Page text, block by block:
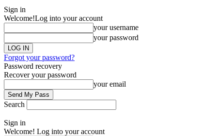
Sign in
Welcome!Log into your account
your username
your password
Forgot your password?
Password recovery
Recover your password
your email
Search
Sign in
Welcome! Log into your account